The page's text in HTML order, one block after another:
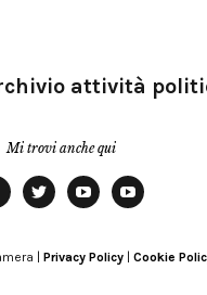
attività
Mi trovi anche qui
Modena
| Privacy Policy Cookie